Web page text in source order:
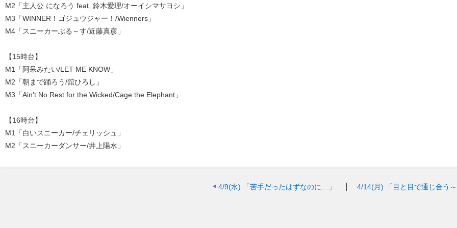
M2「主人公 になろう feat. 鈴木愛理/オーイシマサヨシ」
M3「WINNER！ゴジュウジャー！/Wienners」
M4「スニーカーぶる～す/近藤真彦」
【15時台】
M1「阿呆みたい/LET ME KNOW」
M2「朝まで踊ろう/舘ひろし」
M3「Ain't No Rest for the Wicked/Cage the Elephant」
【16時台】
M1「白いスニーカー/チェリッシュ」
M2「スニーカーダンサー/井上陽水」
4/9(水) 「苦手だったはずなのに…」 4/14(月) 「目と目で通じ合う